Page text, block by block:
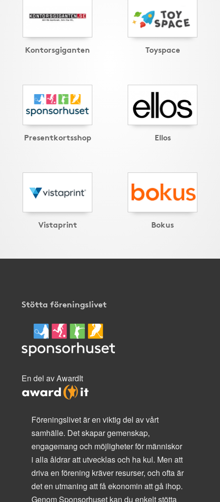
Kontorsgiganten Toyspace
Presentkortsshop Ellos
Vistaprint Bokus
Stötta föreningslivet
En del av AwardIt
Föreningslivet är en viktig del av vårt
samhälle. Det skapar gemenskap,
engagemang och möjligheter för människor
i alla åldrar att utvecklas och ha kul. Men att
driva en förening kräver resurser, och ofta är
det en utmaning att få ekonomin att gå ihop.
Genom Sponsorhuset kan du enkelt stötta